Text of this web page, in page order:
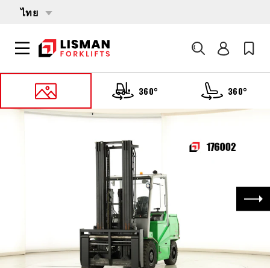
ไทย
ค้นหา
360° 360°
รถบรรทุกโฟล์คลิฟต์
176002 CESAB B-860
ถัด